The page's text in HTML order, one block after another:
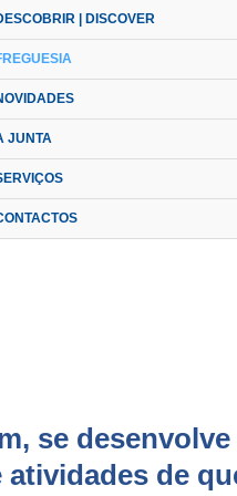
| DISCOVER
JUNTA
se
de